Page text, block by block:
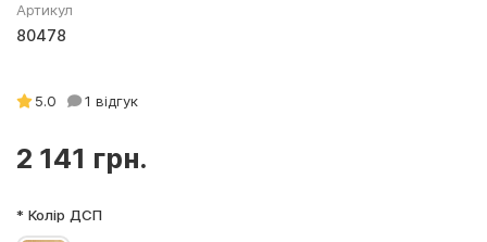
Артикул
80478
5.0 1 відгук
2 141 грн.
* Колір ДСП